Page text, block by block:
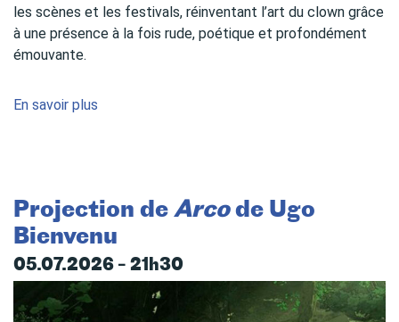
les scènes et les festivals, réinventant l’art du clown grâce
à une présence à la fois rude, poétique et profondément
émouvante.
En savoir plus
Projection deArcode Ugo
Bienvenu
05.07.2026 – 21h30